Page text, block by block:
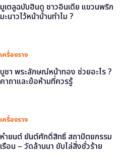
มูเตลูฉบับฮินดู ชาวอินเดีย แขวนพริก
มะนาวไว้หน้าบ้านทำไม ?
เครื่องราง
บูชา พระลักษณ์หน้าทอง ช่วยอะไร ?
คาถาและข้อห้ามที่ควรรู้
เครื่องราง
หำยนต์ ยันต์ศักดิ์สิทธิ์ สถาปัตยกรรม
เรือน – วัดล้านนา ขับไล่สิ่งชั่วร้าย